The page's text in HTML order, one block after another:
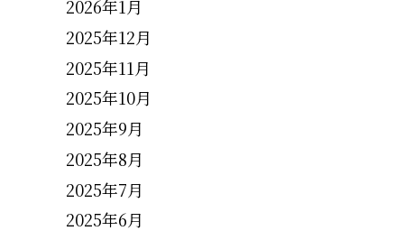
2026年1月
2025年12月
2025年11月
2025年10月
2025年9月
2025年8月
2025年7月
2025年6月